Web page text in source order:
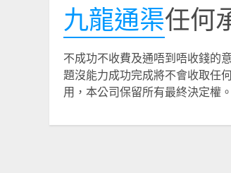
九龍通渠任何
不成功不收費及通唔到唔收錢的
題沒能力成功完成將不會收取任
用，本公司保留所有最終決定權。